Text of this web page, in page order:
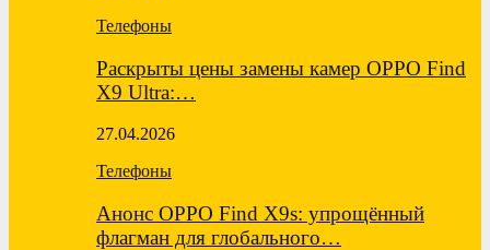
Телефоны
Раскрыты цены замены камер OPPO Find
X9 Ultra:…
27.04.2026
Телефоны
Анонс OPPO Find X9s: упрощённый
флагман для глобального…